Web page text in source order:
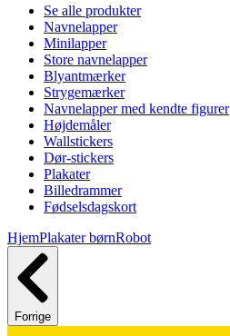
Se alle produkter
Navnelapper
Minilapper
Store navnelapper
Blyantmærker
Strygemærker
Navnelapper med kendte figurer
Højdemåler
Wallstickers
Dør-stickers
Plakater
Billedrammer
Fødselsdagskort
HjemPlakater børnRobot
Forrige